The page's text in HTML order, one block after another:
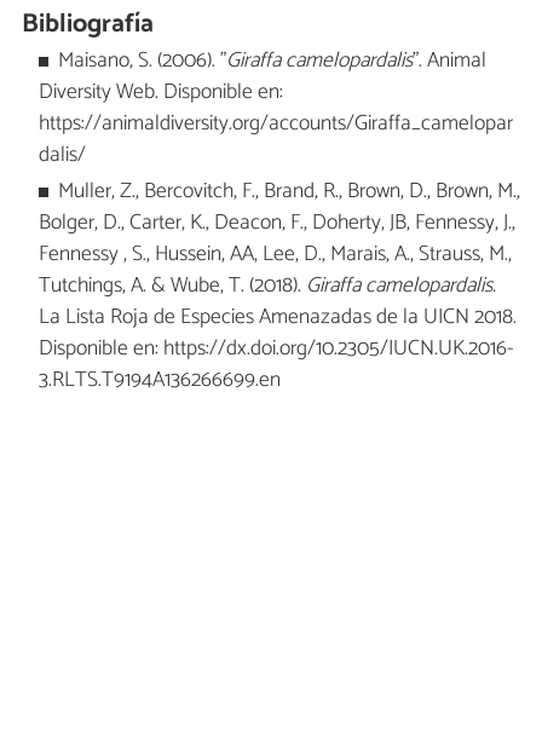
Bibliografía
Maisano, S. (2006). "Giraffa camelopardalis". Animal
Diversity Web. Disponible en:
https://animaldiversity.org/accounts/Giraffa_camelopar
dalis/
Muller, Z., Bercovitch, F., Brand, R., Brown, D., Brown, M.,
Bolger, D., Carter, K., Deacon, F., Doherty, JB, Fennessy, J.,
Fennessy , S., Hussein, AA, Lee, D., Marais, A., Strauss, M.,
Tutchings, A. & Wube, T. (2018). Giraffa camelopardalis.
La Lista Roja de Especies Amenazadas de la UICN 2018.
Disponible en: https://dx.doi.org/10.2305/IUCN.UK.2016-
3.RLTS.T9194A136266699.en